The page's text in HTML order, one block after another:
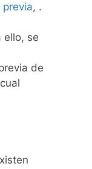
previa, .
ello, se
de